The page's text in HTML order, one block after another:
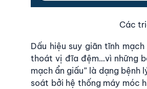
Các
Dấu hiệu suy giãn tĩnh mạch
thoát vị đĩa đệm…vì những
mạch ẩn giấu” là dạng
soát bởi hệ thống máy móc